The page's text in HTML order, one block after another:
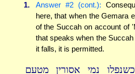
1. Answer #2 (cont.):
here, that when the Gemara
of the Succah on account of
that speaks when the
it falls, it is permitted.
נמי אסורין מטעם